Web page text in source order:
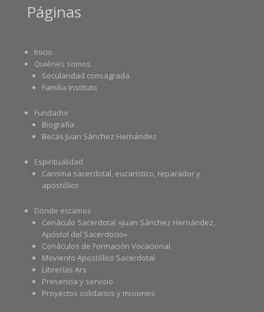
Páginas
Inicio
Quiénes somos
Secularidad consagrada
Familia Instituto
Fundador
Biografía
Becas Juan Sánchez Hernández
Espiritualidad
Carisma sacerdotal, eucarístico, reparador y
apostólico
Dónde estamos
Cenáculo Sacerdotal «Juan Sánchez Hernández,
Apóstol del Sacerdocio»
Cenáculos de Formación Vocacional
Moviento Apostólico Sacerdotal
Librerías Ars
Presencia y servicio
Proyectos solidarios y misiones